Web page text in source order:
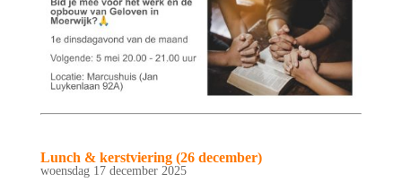
Lunch & kerstviering (26 december)
woensdag 17 december 2025